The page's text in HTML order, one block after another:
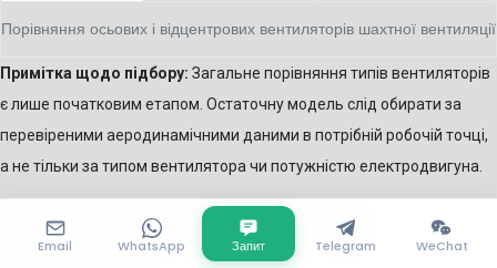
Порівняння осьових і відцентрових вентиляторів шахтної вентиляції
Примітка щодо підбору: Загальне порівняння типів вентиляторів
є лише початковим етапом. Остаточну модель слід обирати за
перевіреними аеродинамічними даними в потрібній робочій точці,
а не тільки за типом вентилятора чи потужністю електродвигуна.
Основні технічні параметри та
аеродинамічні характеристики
Email WhatsApp Запит Telegram WeChat